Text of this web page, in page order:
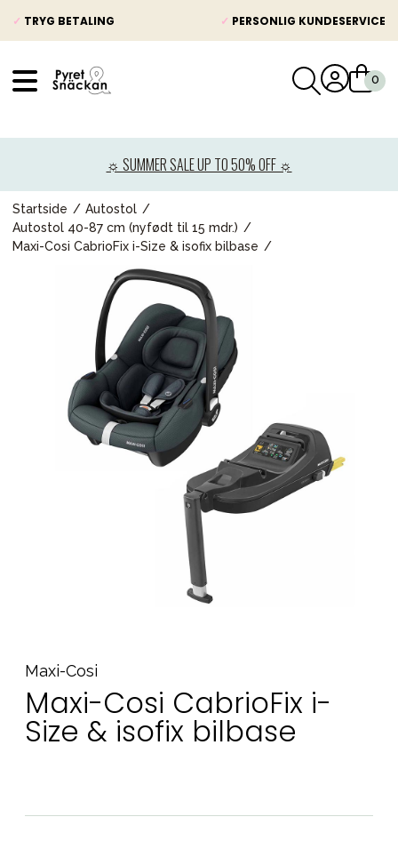
✓ TRYG BETALING ✓ PERSONLIG KUNDESERVICE
☼ SUMMER SALE UP TO 50% OFF ☼
Startside
Autostol
Autostol 40-87 cm (nyfødt til 15 mdr.)
Maxi-Cosi CabrioFix i-Size & isofix bilbase
Maxi-Cosi
Maxi-Cosi CabrioFix i-
Size & isofix bilbase
Barnevogne
Babypakke
Baby
Legetøj og spil
Mor & Far
Møbler & sengetøj
Tilbehør
Reservedele
Kampagner
Tips til gaver
Vores favoritter
Mærker
Sol og svømning
Kontakt os på
Vores butik